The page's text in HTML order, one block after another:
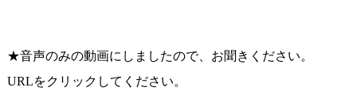
★音声のみの動画にしましたので、お聞きください。
URLをクリックしてください。